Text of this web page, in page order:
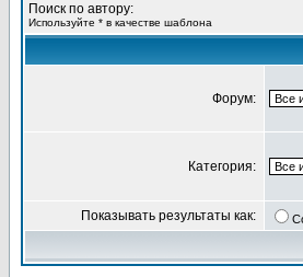
Поиск по автору:
Используйте * в качестве шаблона
Форум:
Категория:
Показывать результаты как: